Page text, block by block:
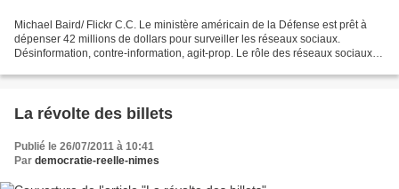
Michael Baird/ Flickr C.C. Le ministère américain de la Défense est prêt à
dépenser 42 millions de dollars pour surveiller les réseaux sociaux.
Désinformation, contre-information, agit-prop. Le rôle des réseaux sociaux,
La révolte des billets
Publié le 26/07/2011 à 10:41
Par democratie-reelle-nimes